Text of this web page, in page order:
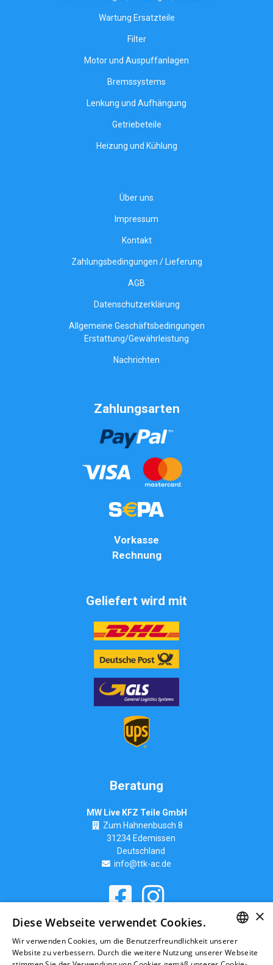
Wartung Ersatzteile
Filter
Motor und Auspuffanlagen
Bremssystems
Lenkung und Aufhängung
Getriebeteile
Heizung und Kühlung
Über uns
Impressum
Kontakt
Zahlungsbedingungen / Lieferung
AGB
Datenschutzerklärung
Allgemeine Geschäftsbedingungen
Erstattung/Gewährleistung
Nachrichten
Zahlungsarten
Vorkasse
Rechnung
Geliefert wird mit
Beratung
MW Live KFZ Teile GmbH
Zum Hahnenbusch 8
31234 Edemissen
Deutschland
info@ttk-ac.de
Seitenverzeichnis
GERMAN
×
Diese Webseite verwendet Cookies.
Wir verwenden Cookies, um die Benutzerfreundlichkeit unserer
Website zu verbessern. Durch die weitere Nutzung unserer Webseite